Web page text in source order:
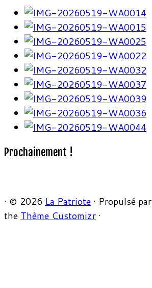
Prochainement !
· © 2026 La Patriote · Propulsé par
the Thème Customizr ·